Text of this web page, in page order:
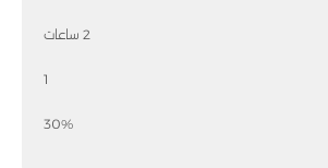
2 ساعات
1
30%